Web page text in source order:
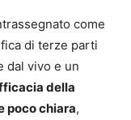
come
di terze parti
dal vivo e un
della
poco chiara,